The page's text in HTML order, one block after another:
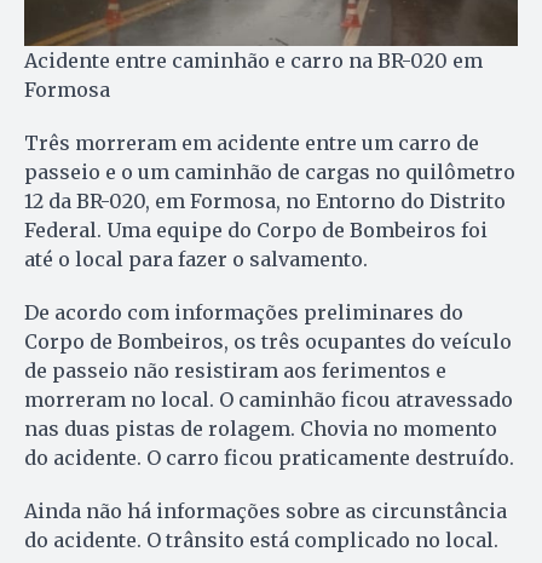
Acidente entre caminhão e carro na BR-020 em
Formosa
Três morreram em acidente entre um carro de
passeio e o um caminhão de cargas no quilômetro
12 da BR-020, em Formosa, no Entorno do Distrito
Federal. Uma equipe do Corpo de Bombeiros foi
até o local para fazer o salvamento.
De acordo com informações preliminares do
Corpo de Bombeiros, os três ocupantes do veículo
de passeio não resistiram aos ferimentos e
morreram no local. O caminhão ficou atravessado
nas duas pistas de rolagem. Chovia no momento
do acidente. O carro ficou praticamente destruído.
Ainda não há informações sobre as circunstância
do acidente. O trânsito está complicado no local.